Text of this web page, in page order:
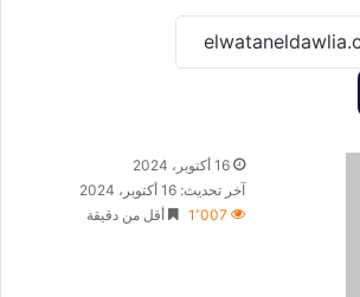
أرسل
بريدا
إلكترونيا
16 أكتوبر، 2024
آخر تحديث: 16 أكتوبر، 2024
1٬007
أقل من دقيقة